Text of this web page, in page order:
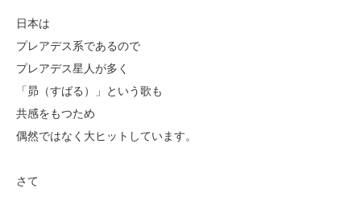
日本は
プレアデス系であるので
プレアデス星人が多く
「昴（すばる）」という歌も
共感をもつため
偶然ではなく大ヒットしています。
さて